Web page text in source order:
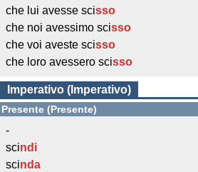
che lui avesse scisso
che noi avessimo scisso
che voi aveste scisso
che loro avessero scisso
Imperativo (Imperativo)
Presente (Presente)
-
scindi
scinda